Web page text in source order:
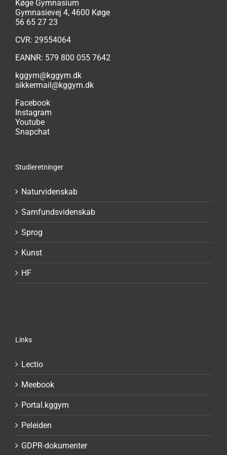
Køge Gymnasium
Gymnasievej 4, 4600 Køge
56 65 27 23
CVR: 29554064
EANNR: 579 800 055 7642
kggym@kggym.dk
sikkermail@kggym.dk
Facebook
Instagram
Youtube
Snapchat
Studieretninger
Naturvidenskab
Samfundsvidenskab
Sprog
Kunst
HF
Links
Lectio
Meebook
Portal.kggym
Peleiden
GDPR-dokumenter